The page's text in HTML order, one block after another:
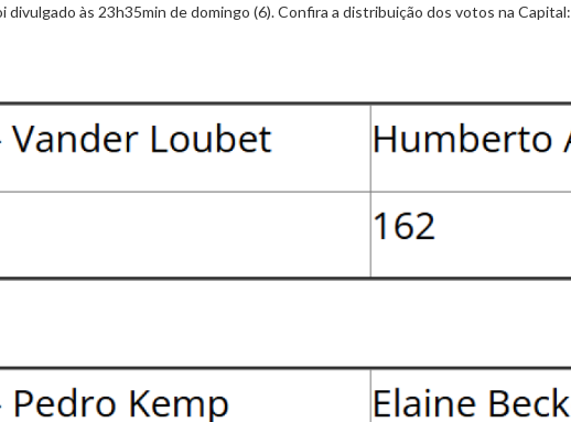
divulgado às 23h35min de domingo (6). Confira a distribuição dos votos na Capital: